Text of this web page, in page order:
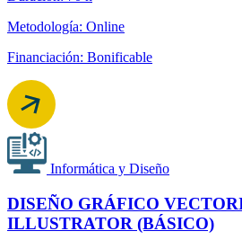
Metodología: Online
Financiación: Bonificable
Informática y Diseño
DISEÑO GRÁFICO
ILLUSTRATOR (BÁSICO)